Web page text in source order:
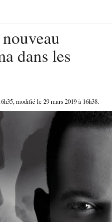
dans les
, modifié le 29 mars 2019 à 16h38.